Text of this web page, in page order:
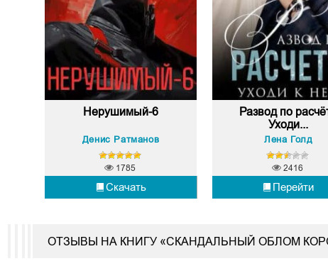
Нерушимый-6
Денис Ратманов
Скачать
1785
Развод по
Уходи...
Лена Голд
Перейти
2416
ОТЗЫВЫ НА КНИГУ «СКАНДАЛЬНЫЙ ОБЛОМ